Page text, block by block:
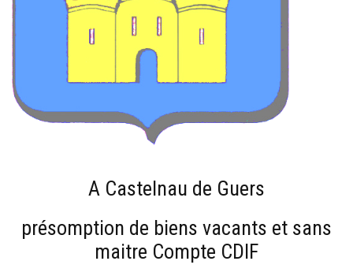
A Castelnau de Guers
présomption de biens vacants et sans
maitre Compte CDIF